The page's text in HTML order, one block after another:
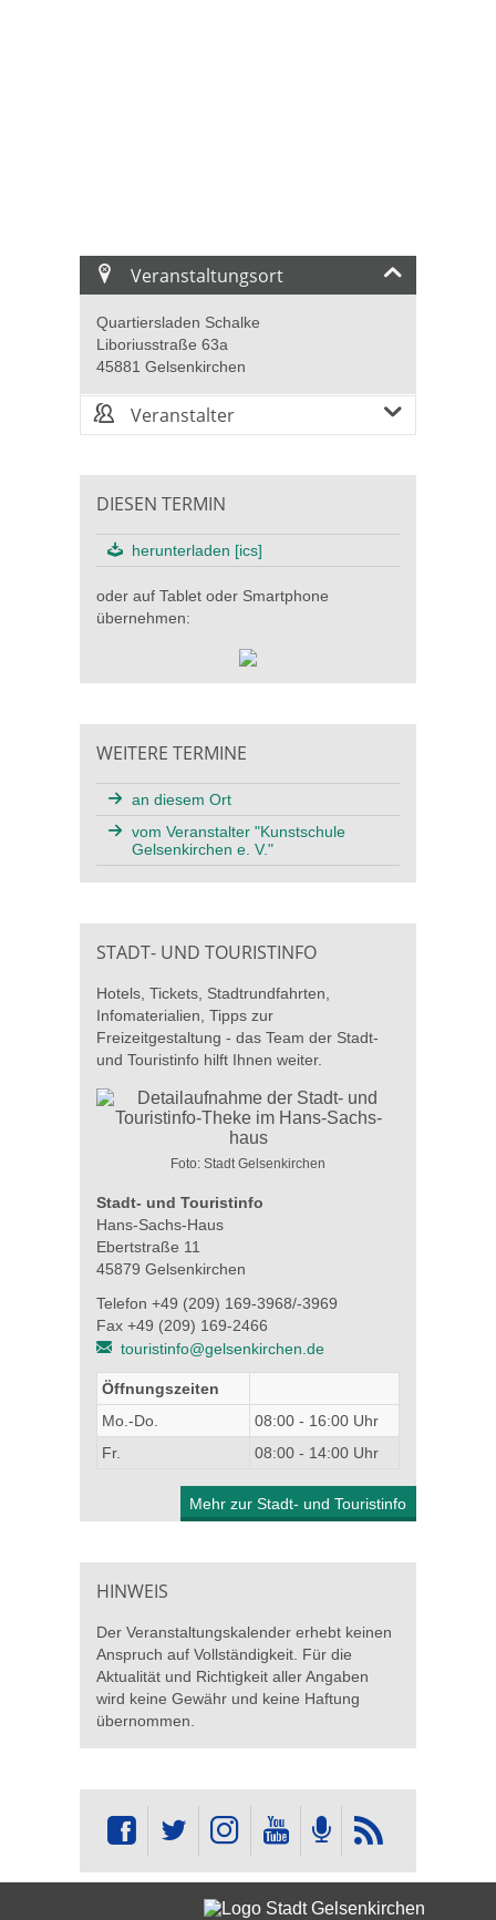
Veranstaltungsort
Quartiersladen Schalke
Liboriusstraße 63a
45881 Gelsenkirchen
Veranstalter
DIESEN TERMIN
herunterladen [ics]
oder auf Tablet oder Smartphone
übernehmen:
WEITERE TERMINE
an diesem Ort
vom Veranstalter "Kunstschule
Gelsenkirchen e. V."
STADT- UND TOURISTINFO
Hotels, Tickets, Stadtrundfahrten,
Infomaterialien, Tipps zur
Freizeitgestaltung - das Team der Stadt-
und Touristinfo hilft Ihnen weiter.
Foto: Stadt Gelsenkirchen
Stadt- und Touristinfo
Hans-Sachs-Haus
Ebertstraße 11
45879 Gelsenkirchen
Telefon +49 (209) 169-3968/-3969
Fax +49 (209) 169-2466
touristinfo@gelsenkirchen.de
Öffnungszeiten
Mo.-Do.
08:00 - 16:00 Uhr
Fr.
08:00 - 14:00 Uhr
Mehr zur Stadt- und Touristinfo
HINWEIS
Der Veranstaltungskalender erhebt keinen
Anspruch auf Vollständigkeit. Für die
Aktualität und Richtigkeit aller Angaben
wird keine Gewähr und keine Haftung
übernommen.